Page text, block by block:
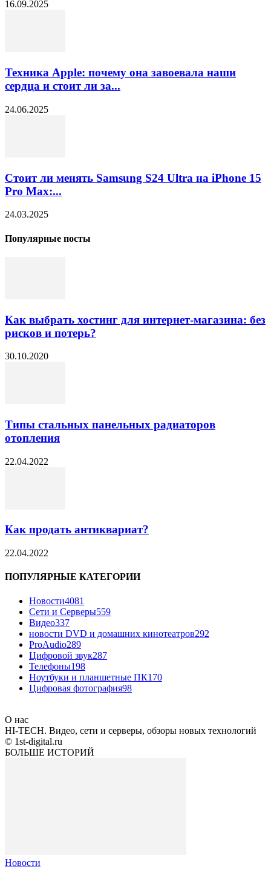
16.09.2025
Техника Apple: почему она завоевала наши
сердца и стоит ли за...
24.06.2025
Стоит ли менять Samsung S24 Ultra на iPhone 15
Pro Max:...
24.03.2025
Популярные посты
Как выбрать хостинг для интернет-магазина: без
рисков и потерь?
30.10.2020
Типы стальных панельных радиаторов
отопления
22.04.2022
Как продать антиквариат?
22.04.2022
ПОПУЛЯРНЫЕ КАТЕГОРИИ
Новости4081
Сети и Серверы559
Видео337
новости DVD и домашних кинотеатров292
ProAudio289
Цифровой звук287
Телефоны198
Ноутбуки и планшетные ПК170
Цифровая фотография98
О нас
HI-TECH. Видео, сети и серверы, обзоры новых технологий
© 1st-digital.ru
БОЛЬШЕ ИСТОРИЙ
Новости